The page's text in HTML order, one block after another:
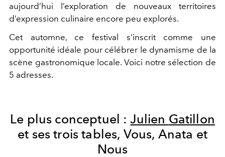
aujourd’hui l’exploration de nouveaux territoires
d’expression culinaire encore peu explorés.
Cet automne, ce festival s’inscrit comme une
opportunité idéale pour célébrer le dynamisme de la
scène gastronomique locale. Voici notre sélection de
5 adresses.
Le plus conceptuel :Julien Gatillon
et sestroistables, Vous, Anata et
Nous